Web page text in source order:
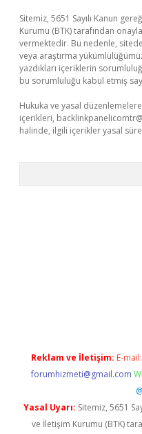
Sitemiz, 5651 Sayılı Kanun
Kurumu (BTK) tarafından
vermektedir. Bu nedenle,
veya araştırma
yazdıkları içeriklerin
bu sorumluluğu kabul etmiş
Hukuka ve yasal
içerikleri,
halinde, ilgili içerikler yasal
Reklam ve İletişim: E-mail:
forumhizmeti@gmail.com
Yasal Uyarı: Sitemiz, 5651
ve İletişim Kurumu (BTK)